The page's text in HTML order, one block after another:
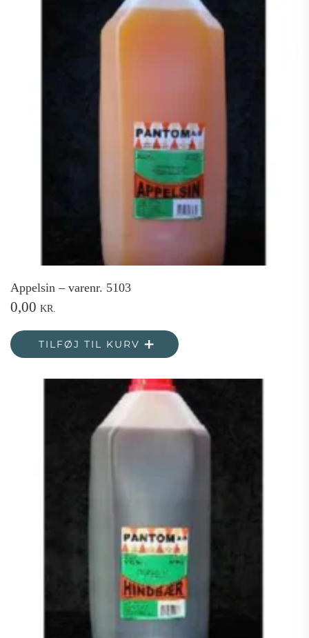
Appelsin – varenr. 5103
0,00 KR.
TILFØJ TIL KURV